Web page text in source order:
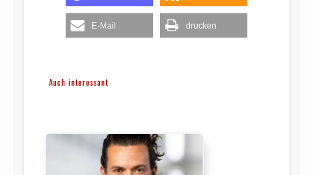
E-Mail drucken
Auch interessant